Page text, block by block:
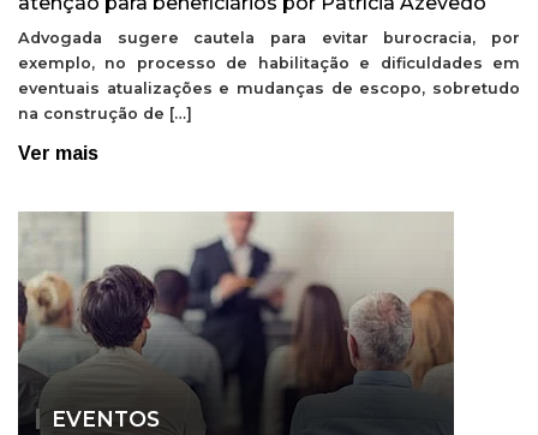
Advogada sugere cautela para evitar burocracia, por
exemplo, no processo de habilitação e dificuldades em
eventuais atualizações e mudanças de escopo, sobretudo
na construção de […]
Ver mais
EVENTOS